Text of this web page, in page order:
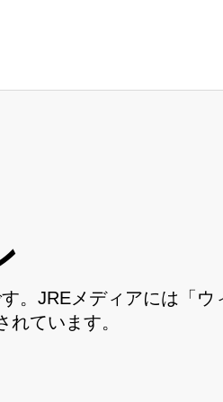
。JREメディアには「ウ
ています。